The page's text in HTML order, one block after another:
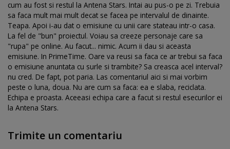
cum au fost si restul la Antena Stars. Intai au pus-o pe zi. Trebuia
sa faca mult mai mult decat se facea pe intervalul de dinainte.
Teapa. Apoi i-au dat o emisiune cu unii care stateau intr-o casa.
La fel de "bun" proiectul. Voiau sa creeze personaje care sa
"rupa" pe online. Au facut... nimic. Acum ii dau si aceasta
emisiune. In PrimeTime. Oare va reusi sa faca ce ar trebui sa faca
o emisiune anuntata cu surle si trambite? Sa creasca acel interval?
nu cred. De fapt, pot paria. Las comentariul aici si mai vorbim
peste o luna, doua. Nu are cum sa faca: ea e slaba, reciclata.
Echipa e proasta. Aceeasi echipa care a facut si restul esecurilor ei
la Antena Stars.
Trimite un comentariu